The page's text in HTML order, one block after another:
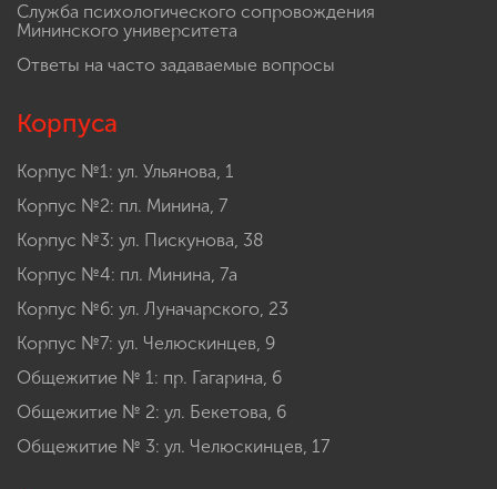
Служба психологического сопровождения
Мининского университета
Ответы на часто задаваемые вопросы
Корпуса
Корпус №1: ул. Ульянова, 1
Корпус №2: пл. Минина, 7
Корпус №3: ул. Пискунова, 38
Корпус №4: пл. Минина, 7а
Корпус №6: ул. Луначарского, 23
Корпус №7: ул. Челюскинцев, 9
Общежитие № 1: пр. Гагарина, 6
Общежитие № 2: ул. Бекетова, 6
Общежитие № 3: ул. Челюскинцев, 17